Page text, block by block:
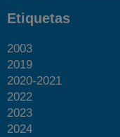
Etiquetas
2003
2019
2020-2021
2022
2023
2024